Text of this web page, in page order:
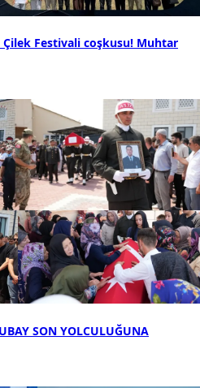
Çilek Festivali coşkusu! Muhtar
SON YOLCULUĞUNA